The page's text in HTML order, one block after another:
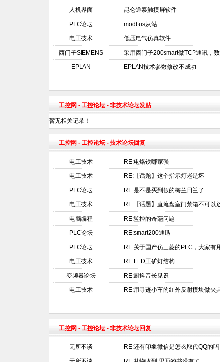
人机界面 昆仑通泰触摸屏软件
PLC论坛 modbus从站
电工技术 低压电气仿真软件
西门子SIEMENS 采用西门子200smart做TCP通讯，
EPLAN EPLAN技术参数修改不成功
工控网 - 工控论坛- 非技术论坛发贴
暂无相关记录！
工控网 - 工控论坛- 技术论坛回复
电工技术 RE:电烙铁哪家强
电工技术 RE:【话题】这个指示灯老是坏
PLC论坛 RE:是不是买到假的梅兰日兰了
电工技术 RE:【话题】直流盘室门禁箱不可以
电脑编程 RE:监控的奇葩问题
PLC论坛 RE:smart200通迅
PLC论坛 RE:关于国产仿三菱的PLC，大家有
电工技术 RE:LED工矿灯结构
变频器论坛 RE:刷抖音长见识
电工技术 RE:用寻迹小车的红外反射模块做夹
工控网 - 工控论坛- 非技术论坛回复
无所不谈 RE:还有印象微信是怎么取代QQ的吗